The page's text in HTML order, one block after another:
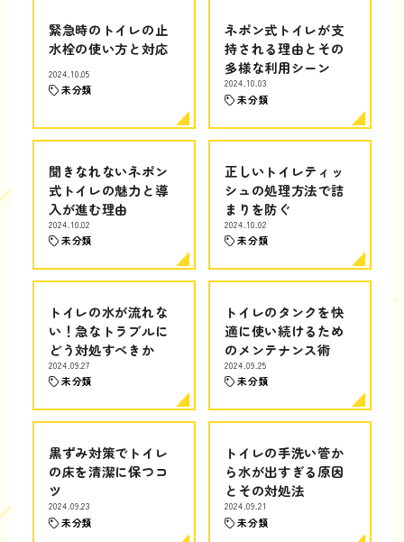
緊急時のトイレの止
水栓の使い方と対応
2024.10.05
未分類
ネポン式トイレが支
持される理由とその
多様な利用シーン
2024.10.03
未分類
聞きなれないネポン
式トイレの魅力と導
入が進む理由
2024.10.02
未分類
正しいトイレティッ
シュの処理方法で詰
まりを防ぐ
2024.10.02
未分類
トイレの水が流れな
い！急なトラブルに
どう対処すべきか
2024.09.27
未分類
トイレのタンクを快
適に使い続けるため
のメンテナンス術
2024.09.25
未分類
黒ずみ対策でトイレ
の床を清潔に保つコ
ツ
2024.09.23
未分類
トイレの手洗い管か
ら水が出すぎる原因
とその対処法
2024.09.21
未分類